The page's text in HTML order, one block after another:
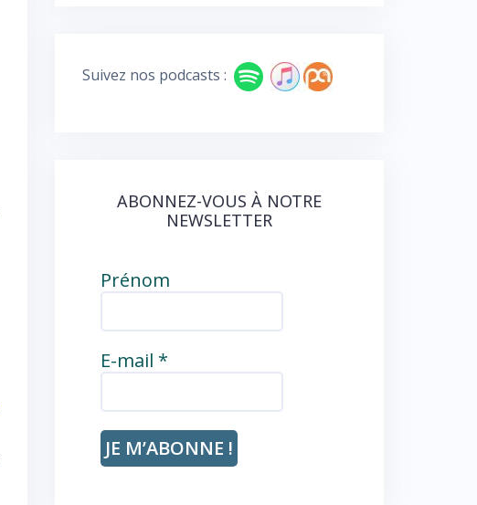
o
Suivez nos podcasts :
ABONNEZ-VOUS À NOTRE
NEWSLETTER
Prénom
E-mail *